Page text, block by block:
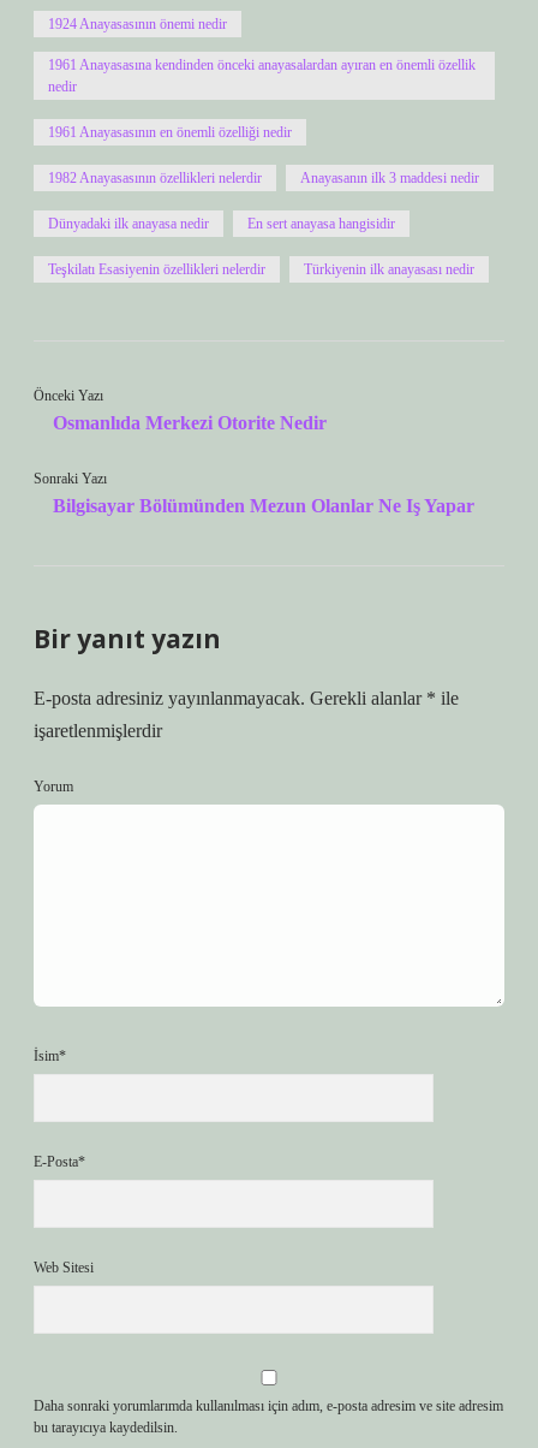
1924 Anayasasının önemi nedir
1961 Anayasasına kendinden önceki anayasalardan ayıran en önemli özellik
nedir
1961 Anayasasının en önemli özelliği nedir
1982 Anayasasının özellikleri nelerdir Anayasanın ilk 3 maddesi nedir
Dünyadaki ilk anayasa nedir En sert anayasa hangisidir
Teşkilatı Esasiyenin özellikleri nelerdir Türkiyenin ilk anayasası nedir
Önceki Yazı
Osmanlıda Merkezi Otorite Nedir
Sonraki Yazı
Bilgisayar Bölümünden Mezun Olanlar Ne Iş Yapar
Bir yanıt yazın
E-posta adresiniz yayınlanmayacak. Gerekli alanlar * ile
işaretlenmişlerdir
Yorum
İsim*
E-Posta*
Web Sitesi
Daha sonraki yorumlarımda kullanılması için adım, e-posta adresim ve site adresim
bu tarayıcıya kaydedilsin.